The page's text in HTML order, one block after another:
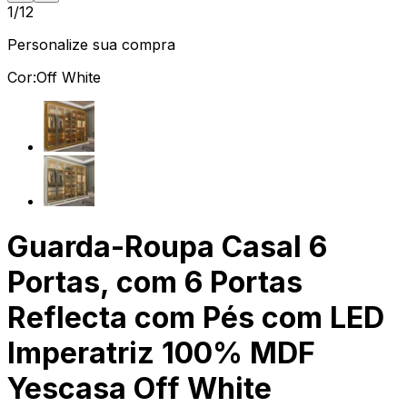
1/12
Personalize sua compra
Cor:Off White
Guarda-Roupa Casal 6
Portas, com 6 Portas
Reflecta com Pés com LED
Imperatriz 100% MDF
Yescasa Off White